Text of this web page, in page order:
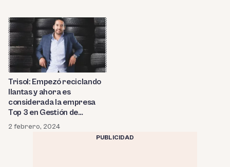
Trisol: Empezó reciclando
llantas y ahora es
considerada la empresa
Top 3 en Gestión de
Negocios en Latam
2 febrero, 2024
PUBLICIDAD